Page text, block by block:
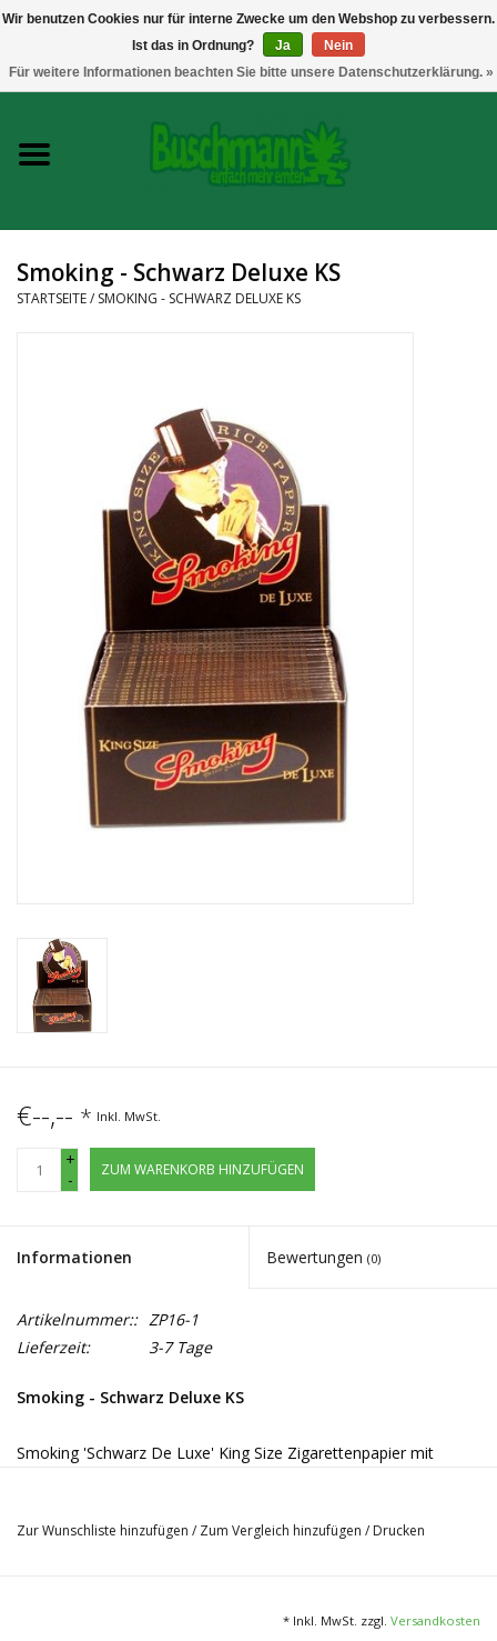
Growshop
Messtechnik
Headshop
CBD und Hanfextrakte
Smoking - Schwarz Deluxe KS
STARTSEITE/ SMOKING - SCHWARZ DELUXE KS
€--,-- * Inkl. MwSt.
+
-
ZUM WARENKORB HINZUFÜGEN
Informationen Bewertungen (0)
Artikelnummer:: ZP16-1
Lieferzeit:
3-7 Tage
Smoking - Schwarz Deluxe KS
Smoking 'Schwarz De Luxe' King Size Zigarettenpapier mit
Größe: King Size (110x44mm)
Zur Wunschliste hinzufügen / Zum Vergleich hinzufügen / Drucken
* Inkl. MwSt. zzgl. Versandkosten
Wir benutzen Cookies nur für interne Zwecke um den Webshop zu verbessern.
Ist das in Ordnung?
Ja
Nein
Für weitere Informationen beachten Sie bitte unsere Datenschutzerklärung. »